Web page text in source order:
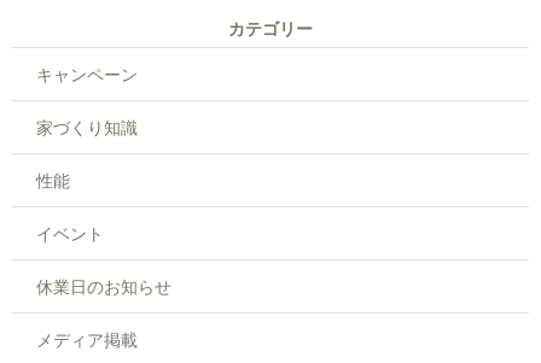
カテゴリー
キャンペーン
家づくり知識
性能
イベント
休業日のお知らせ
メディア掲載